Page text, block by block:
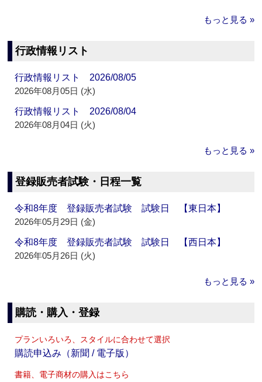
もっと見る »
行政情報リスト
行政情報リスト 2026/08/05
2026年08月05日 (水)
行政情報リスト 2026/08/04
2026年08月04日 (火)
もっと見る »
登録販売者試験・日程一覧
令和8年度 登録販売者試験 試験日 【東日本】
2026年05月29日 (金)
令和8年度 登録販売者試験 試験日 【西日本】
2026年05月26日 (火)
もっと見る »
購読・購入・登録
プランいろいろ、スタイルに合わせて選択
購読申込み（新聞 / 電子版）
書籍、電子商材の購入はこちら